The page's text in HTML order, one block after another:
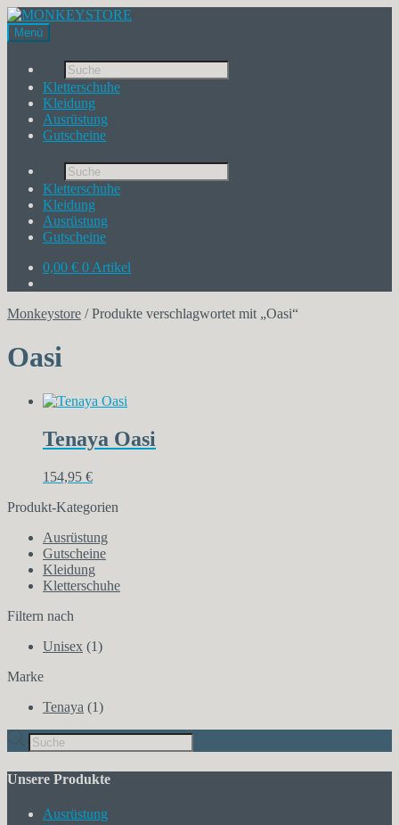
Menü
Products
search
Kletterschuhe
Kleidung
Ausrüstung
Gutscheine
Products
search
Kletterschuhe
Kleidung
Ausrüstung
Gutscheine
0,00 € 0 Artikel
Monkeystore /Produkte verschlagwortet mit „Oasi“
Oasi
Tenaya Oasi
154,95 €
Produkt-Kategorien
Ausrüstung
Gutscheine
Kleidung
Kletterschuhe
Filtern nach
Unisex (1)
Marke
Tenaya (1)
Products
search
Unsere Produkte
Ausrüstung